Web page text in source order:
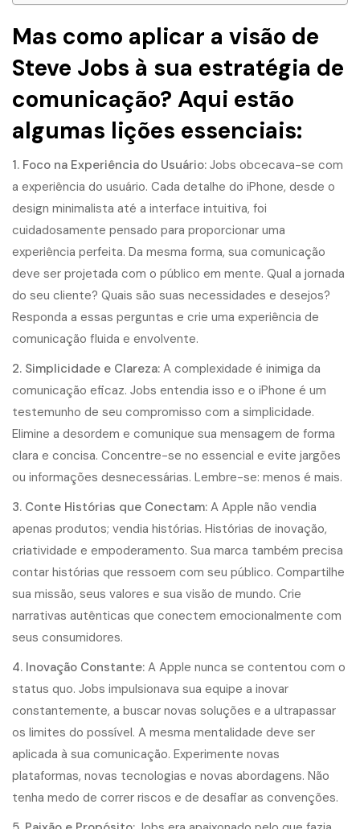
Mas como aplicar a visão de
Steve Jobs à sua estratégia de
comunicação? Aqui estão
algumas lições essenciais:
1. Foco na Experiência do Usuário: Jobs obcecava-se com
a experiência do usuário. Cada detalhe do iPhone, desde o
design minimalista até a interface intuitiva, foi
cuidadosamente pensado para proporcionar uma
experiência perfeita. Da mesma forma, sua comunicação
deve ser projetada com o público em mente. Qual a jornada
do seu cliente? Quais são suas necessidades e desejos?
Responda a essas perguntas e crie uma experiência de
comunicação fluida e envolvente.
2. Simplicidade e Clareza: A complexidade é inimiga da
comunicação eficaz. Jobs entendia isso e o iPhone é um
testemunho de seu compromisso com a simplicidade.
Elimine a desordem e comunique sua mensagem de forma
clara e concisa. Concentre-se no essencial e evite jargões
ou informações desnecessárias. Lembre-se: menos é mais.
3. Conte Histórias que Conectam: A Apple não vendia
apenas produtos; vendia histórias. Histórias de inovação,
criatividade e empoderamento. Sua marca também precisa
contar histórias que ressoem com seu público. Compartilhe
sua missão, seus valores e sua visão de mundo. Crie
narrativas autênticas que conectem emocionalmente com
seus consumidores.
4. Inovação Constante: A Apple nunca se contentou com o
status quo. Jobs impulsionava sua equipe a inovar
constantemente, a buscar novas soluções e a ultrapassar
os limites do possível. A mesma mentalidade deve ser
aplicada à sua comunicação. Experimente novas
plataformas, novas tecnologias e novas abordagens. Não
tenha medo de correr riscos e de desafiar as convenções.